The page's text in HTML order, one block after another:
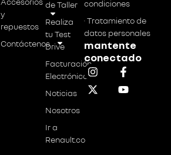
de Taller
Realiza
tu Test
Drive
Facturación
Electrónica
Noticias
Nosotros
Ir a
Renault.co
y
repuestos
Contáctenos
condiciones
· Tratamiento de
datos personales
mantente
conectado